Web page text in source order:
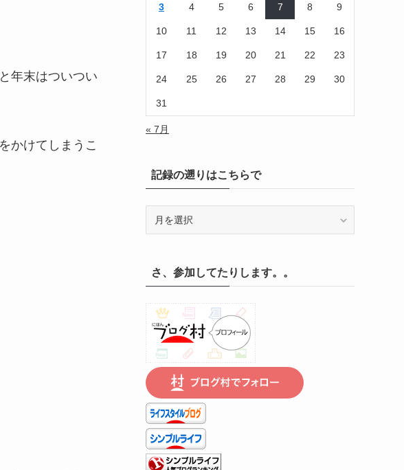
年末はついつい
かけてしまうこ
3 4 5 6 7 8 9
10 11 12 13 14 15 16
17 18 19 20 21 22 23
24 25 26 27 28 29 30
31
« 7月
記録の遡りはこちらで
り
は
こ
ち
ら
で
さ、参加してたりします。。